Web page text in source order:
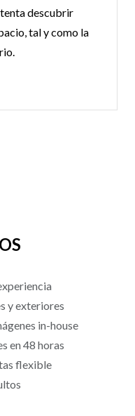
descubrir
tal y como la
y exteriores
in-house
en 48 horas
flexible